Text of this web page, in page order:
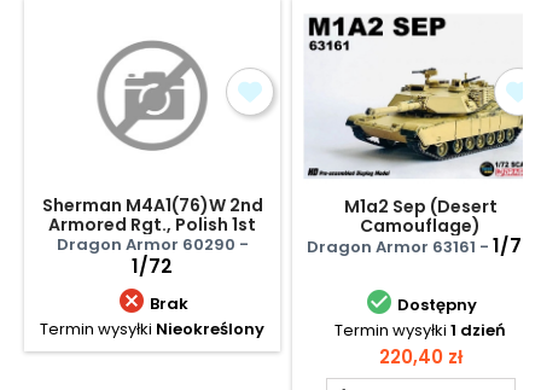
Sherman M4A1(76)W 2nd
Armored Rgt., Polish 1st
Armored Div.
Dragon Armor 60290 -
1/72
 Brak
Termin wysyłki Nieokreślony
M1a2 Sep (Desert
Camouflage)
Dragon Armor 63161 - 1/72
 Dostępny
Termin wysyłki 1 dzień
Cena
220,40 zł